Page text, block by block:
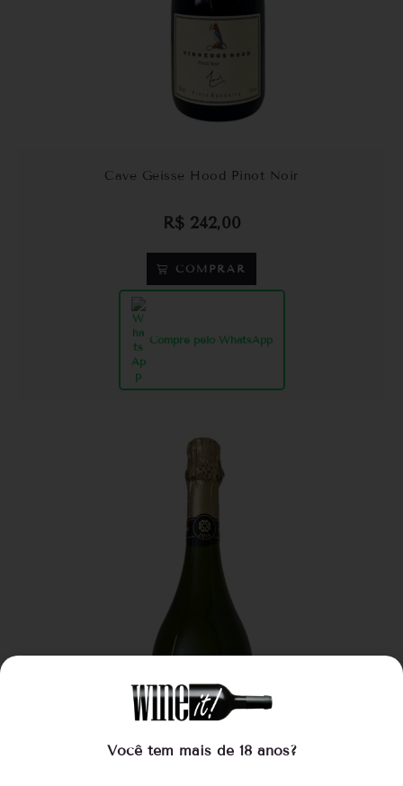
Cave Geisse Hood Pinot Noir
R$242,00
COMPRAR
Compre pelo WhatsApp
Você tem mais de 18 anos?